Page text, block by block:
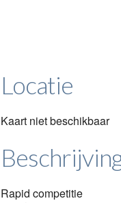
Locatie
Kaart niet beschikbaar
Rapid competitie